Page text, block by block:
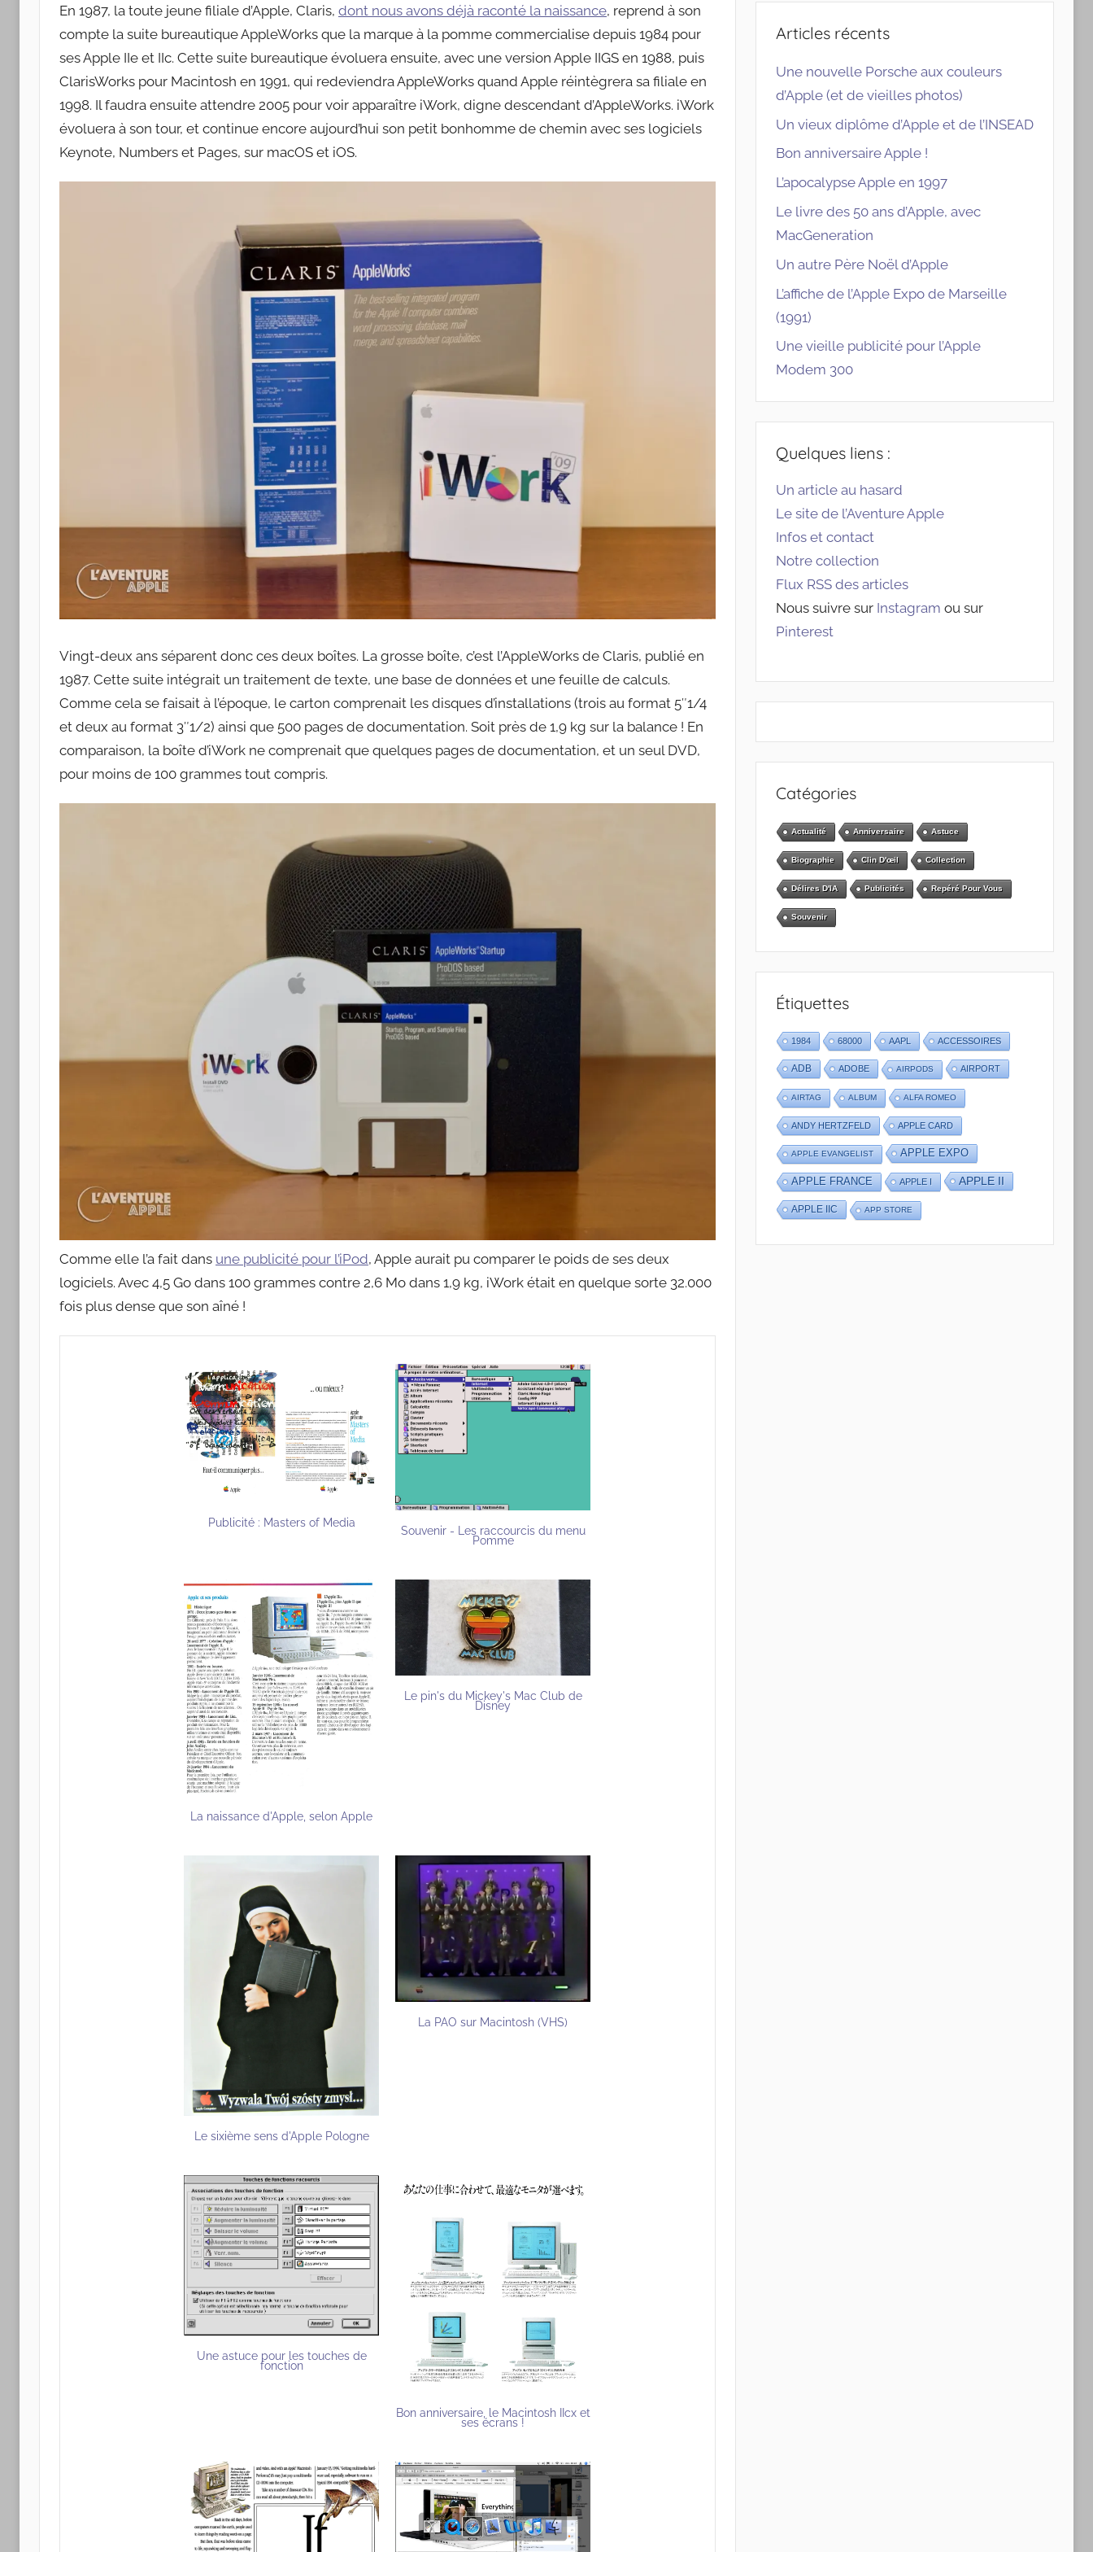
Apple
En 1987, la toute jeune filiale d’Apple, Claris, dont nous avons déjà raconté la naissance, reprend à son
compte la suite bureautique AppleWorks que la marque à la pomme commercialise depuis 1984 pour
ses Apple IIe et IIc. Cette suite bureautique évoluera ensuite, avec une version Apple IIGS en 1988, puis
ClarisWorks pour Macintosh en 1991, qui redeviendra AppleWorks quand Apple réintègrera sa filiale en
1998. Il faudra ensuite attendre 2005 pour voir apparaître iWork, digne descendant d’AppleWorks. iWork
évoluera à son tour, et continue encore aujourd’hui son petit bonhomme de chemin avec ses logiciels
Keynote, Numbers et Pages, sur macOS et iOS.
Vingt-deux ans séparent donc ces deux boîtes. La grosse boîte, c’est l’AppleWorks de Claris, publié en
1987. Cette suite intégrait un traitement de texte, une base de données et une feuille de calculs.
Comme cela se faisait à l’époque, le carton comprenait les disques d’installations (trois au format 5″1/4
et deux au format 3″1/2) ainsi que 500 pages de documentation. Soit près de 1,9 kg sur la balance ! En
comparaison, la boîte d’iWork ne comprenait que quelques pages de documentation, et un seul DVD,
pour moins de 100 grammes tout compris.
Comme elle l’a fait dans une publicité pour l’iPod, Apple aurait pu comparer le poids de ses deux
logiciels. Avec 4,5 Go dans 100 grammes contre 2,6 Mo dans 1,9 kg, iWork était en quelque sorte 32.000
fois plus dense que son aîné !
Publicité : Masters of Media
Souvenir - Les raccourcis du menu
Pomme
La naissance d'Apple, selon Apple
Le pin's du Mickey's Mac Club de
Disney
Le sixième sens d'Apple Pologne
La PAO sur Macintosh (VHS)
Une astuce pour les touches de
fonction
Bon anniversaire, le Macintosh IIcx et
ses écrans !
Articles récents
Une nouvelle Porsche aux couleurs
d’Apple (et de vieilles photos)
Un vieux diplôme d’Apple et de l’INSEAD
Bon anniversaire Apple !
L’apocalypse Apple en 1997
Le livre des 50 ans d’Apple, avec
MacGeneration
Un autre Père Noël d’Apple
L’affiche de l’Apple Expo de Marseille
(1991)
Une vieille publicité pour l’Apple
Modem 300
Quelques liens :
Un article au hasard
Le site de l’Aventure Apple
Infos et contact
Notre collection
Flux RSS des articles
Nous suivre sur Instagram ou sur
Pinterest
Catégories
Actualité Anniversaire Astuce
Biographie Clin D'œil Collection
Délires D'IA Publicités Repéré Pour Vous
Souvenir
Étiquettes
1984 68000 AAPL ACCESSOIRES
ADB ADOBE AIRPODS AIRPORT
AIRTAG ALBUM ALFA ROMEO
ANDY HERTZFELD APPLE CARD
APPLE EVANGELIST APPLE EXPO
APPLE FRANCE APPLE I APPLE II
APPLE IIC APP STORE